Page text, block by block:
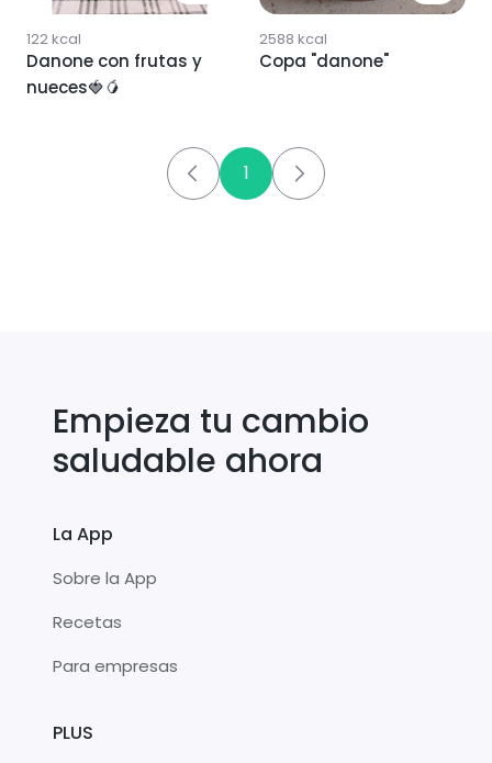
122kcal
Danone con frutas y
nueces🍓🥭
2588 kcal
Copa "danone"
1
Empieza tu cambio
saludable ahora
La App
Sobre la App
Recetas
Para empresas
PLUS